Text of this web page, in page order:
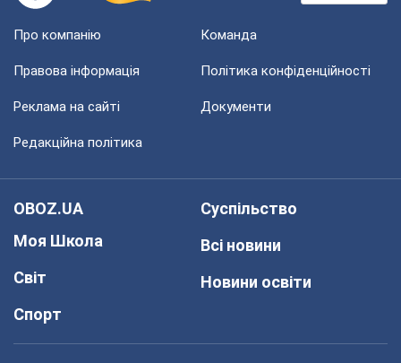
Про компанію Команда
Правова інформація Політика конфіденційності
Реклама на сайті Документи
Редакційна політика
OBOZ.UA
Моя Школа
Світ
Спорт
Суспільство
Всі новини
Новини освіти